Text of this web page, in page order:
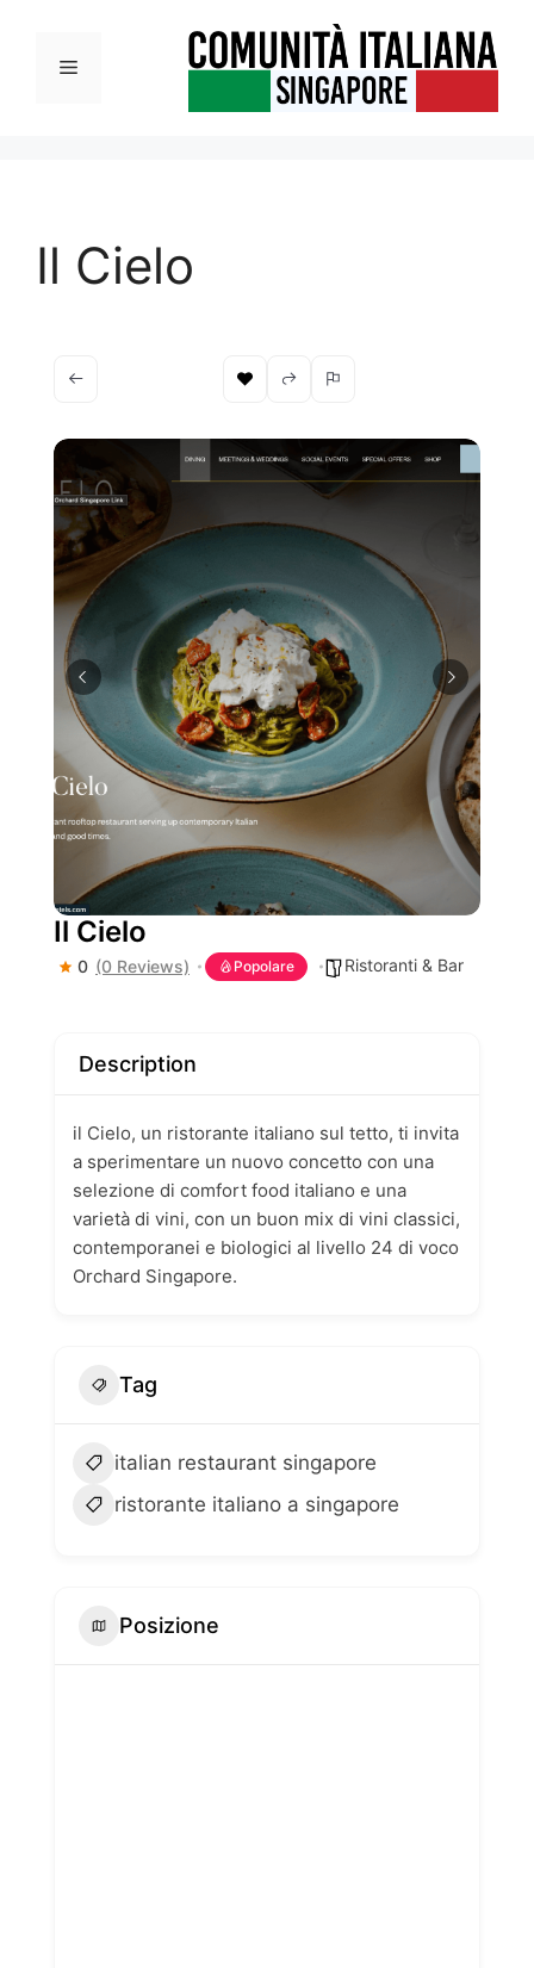
contenutoMenu
Il Cielo
Il Cielo
0 (0 Reviews) Popolare Ristoranti & Bar
Description
il Cielo, un ristorante italiano sul tetto, ti invita
a sperimentare un nuovo concetto con una
selezione di comfort food italiano e una
varietà di vini, con un buon mix di vini classici,
contemporanei e biologici al livello 24 di voco
Orchard Singapore.
Tag
italian restaurant singapore
ristorante italiano a singapore
Posizione